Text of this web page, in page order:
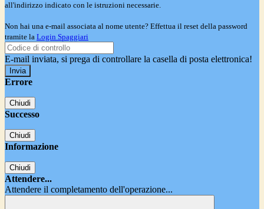
all'indirizzo indicato con le istruzioni necessarie.
Non hai una e-mail associata al nome utente? Effettua il reset della password
tramite la Login Spaggiari
E-mail inviata, si prega di controllare la casella di posta elettronica!
Errore
Chiudi
Successo
Chiudi
Informazione
Chiudi
Attendere...
Attendere il completamento dell'operazione...